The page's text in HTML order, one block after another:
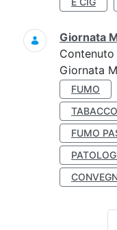
Giornata
Contenuto
Giornata
FUMO
TABACCO
FUMO